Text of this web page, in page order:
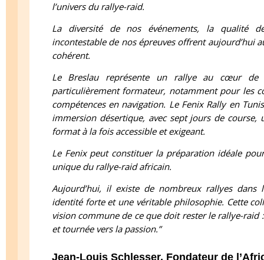
l’univers du rallye-raid.
La diversité de nos événements, la qualité
incontestable de nos épreuves offrent aujourd’hui
cohérent.
Le Breslau représente un rallye au cœur de
particulièrement formateur, notamment pour les
compétences en navigation. Le Fenix Rally en
immersion désertique, avec sept jours de
format à la fois accessible et exigeant.
Le Fenix peut constituer la préparation idéale
unique du rallye-raid africain.
Aujourd’hui, il existe de nombreux rallyes
identité forte et une véritable philosophie. Cette
vision commune de ce que doit rester le rallye-
et tournée vers la passion.”
Jean-Louis Schlesser, Fondateur de